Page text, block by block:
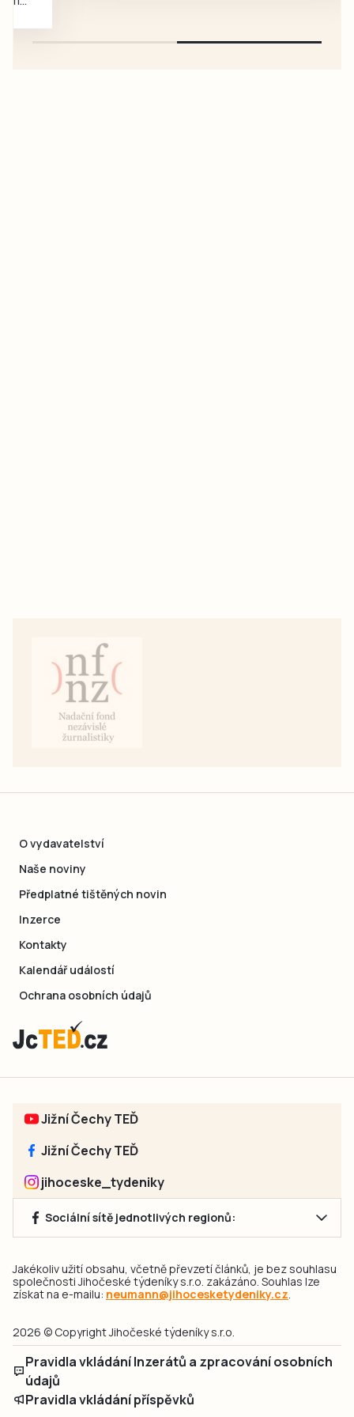
O vydavatelství
Naše noviny
Předplatné tištěných novin
Inzerce
Kontakty
Kalendář událostí
Ochrana osobních údajů
Jižní Čechy TEĎ
Jižní Čechy TEĎ
jihoceske_tydeniky
Sociální sítě jednotlivých regionů:
Jakékoliv užití obsahu, včetně převzetí článků, je bez souhlasu
společnosti Jihočeské týdeníky s.r.o. zakázáno. Souhlas lze
získat na e-mailu: neumann@jihocesketydeniky.cz
2026 © Copyright Jihočeské týdeníky s.r.o.
Pravidla vkládání Inzerátů a zpracování osobních
údajů
Pravidla vkládání příspěvků